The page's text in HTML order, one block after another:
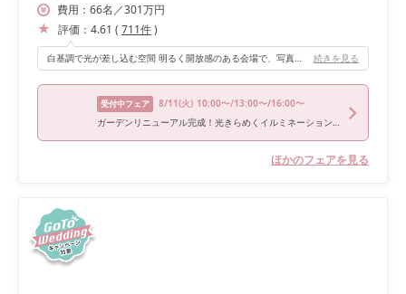
費用： 66名 ／301万円
評価： 4.61 ( 711件)
白基調で光が差し込む空間 明るく開放感のある会場で、写真映えも抜群。 最大150名まで収容可能 広々とした会場でゆったり過ごせ、ゲストにも好評 完全貸切のお庭付き メリーゴーランドやコーヒーカップのオブジェがあり、まるで豪邸に招いているような特別感を演出 続きを見る
受付中フェア 8/11(火) 10:00〜/13:00〜/16:00〜
ガーデンリニューアル完成！光きらめくイルミネーションフェア
ほかのフェアを見る